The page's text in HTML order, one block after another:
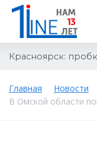
Красноярск:
Главная Новости
В Омской области